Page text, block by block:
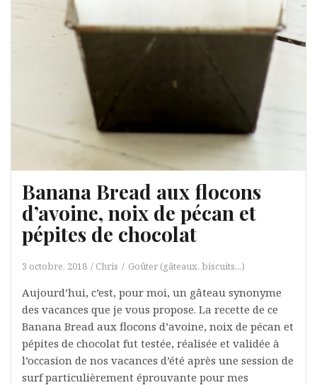
Banana Bread aux flocons
d’avoine, noix de pécan et
pépites de chocolat
3 octobre, 2018 Chris Goûter (gâteaux, biscuits...)
Aujourd’hui, c’est, pour moi, un gâteau synonyme
des vacances que je vous propose. La recette de ce
Banana Bread aux flocons d’avoine, noix de pécan et
pépites de chocolat fut testée, réalisée et validée à
l’occasion de nos vacances d’été après une session de
surf particulièrement éprouvante pour mes